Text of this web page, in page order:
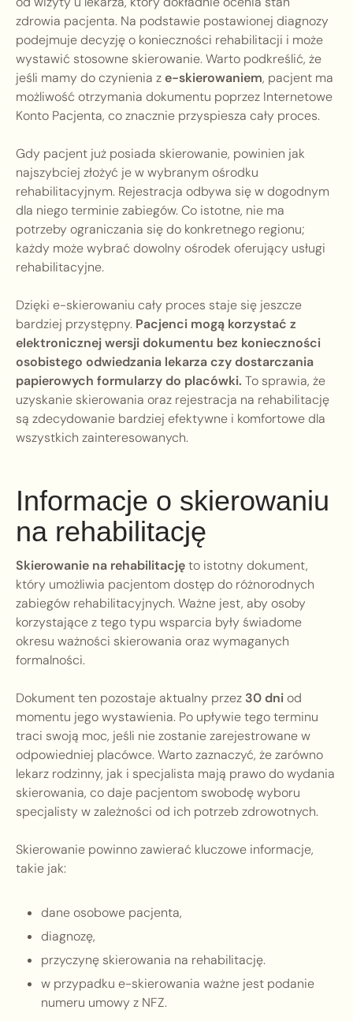
zdrowia pacjenta. Na podstawie postawionej diagnozy
podejmuje decyzję o konieczności rehabilitacji i może
wystawić stosowne skierowanie. Warto podkreślić, że
jeśli mamy do czynienia ze-skierowaniem, pacjent ma
możliwość otrzymania dokumentu poprzez Internetowe
Konto Pacjenta, co znacznie przyspiesza cały proces.
Gdy pacjent już posiada skierowanie, powinien jak
najszybciej złożyć je w wybranym ośrodku
rehabilitacyjnym. Rejestracja odbywa się w dogodnym
dla niego terminie zabiegów. Co istotne, nie ma
potrzeby ograniczania się do konkretnego regionu;
każdy może wybrać dowolny ośrodek oferujący usługi
rehabilitacyjne.
Dzięki e-skierowaniu cały proces staje się jeszcze
bardziej przystępny. Pacjenci mogą korzystać z
elektronicznej wersji dokumentu bez konieczności
osobistego odwiedzania lekarza czy dostarczania
papierowych formularzy do placówki. To sprawia, że
uzyskanie skierowania oraz rejestracja na rehabilitację
są zdecydowanie bardziej efektywne i komfortowe dla
wszystkich zainteresowanych.
Informacje o skierowaniu
na rehabilitację
Skierowanie na rehabilitacjęto istotny dokument,
który umożliwia pacjentom dostęp do różnorodnych
zabiegów rehabilitacyjnych. Ważne jest, aby osoby
korzystające z tego typu wsparcia były świadome
okresu ważności skierowania oraz wymaganych
formalności.
Dokument ten pozostaje aktualny przez 30 dniod
momentu jego wystawienia. Po upływie tego terminu
traci swoją moc, jeśli nie zostanie zarejestrowane w
odpowiedniej placówce. Warto zaznaczyć, że zarówno
lekarz rodzinny, jak i specjalista mają prawo do wydania
skierowania, co daje pacjentom swobodę wyboru
specjalisty w zależności od ich potrzeb zdrowotnych.
Skierowanie powinno zawierać kluczowe informacje,
takie jak:
dane osobowe pacjenta,
diagnozę,
przyczynę skierowania na rehabilitację.
w przypadku e-skierowania ważne jest podanie
numeru umowy z NFZ.